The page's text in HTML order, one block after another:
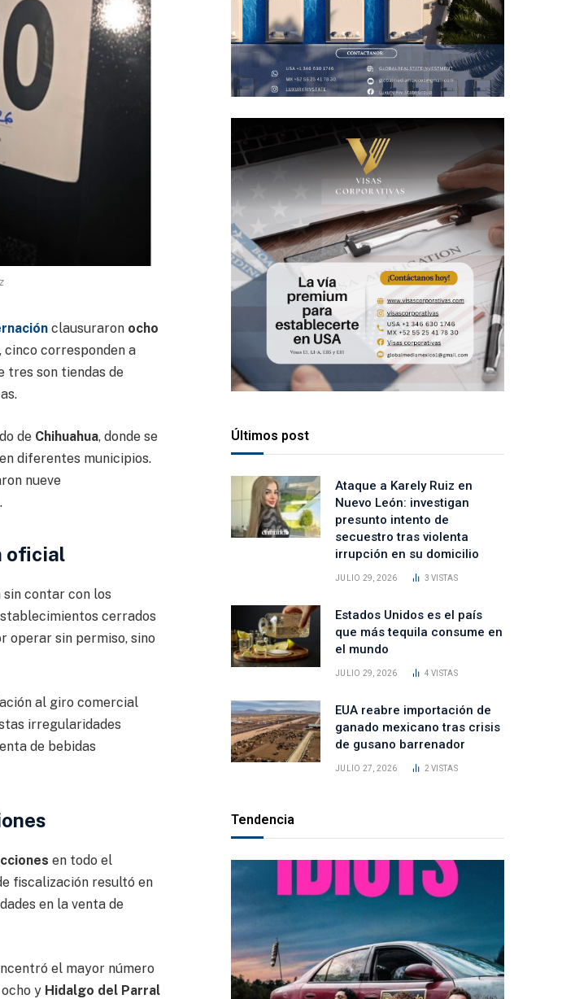
clausuraron ocho
cinco corresponden a
tres son tiendas de
de Chihuahua, donde se
en diferentes municipios.
nueve
oficial
sin contar con los
cerrados
operar sin permiso, sino
al giro comercial
irregularidades
de bebidas
en todo el
fiscalización resultó en
en la venta de
el mayor número
y Hidalgo del Parral
Últimos post
Ataque a Karely Ruiz en
Nuevo León: investigan
presunto intento de
secuestro tras violenta
irrupción en su domicilio
JULIO 29, 2026 3VISTAS
Estados Unidos es el país
que más tequila consume en
el mundo
JULIO 29, 2026 4VISTAS
EUA reabre importación de
ganado mexicano tras crisis
de gusano barrenador
JULIO 27, 2026 2VISTAS
Tendencia